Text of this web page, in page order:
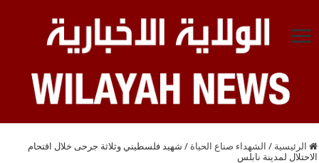
الرئيسية / الشهداء صناع الحياة / شهيد فلسطيني وثلاثة جرحى خلال اقتحام
الاحتلال لمدينة نابلس